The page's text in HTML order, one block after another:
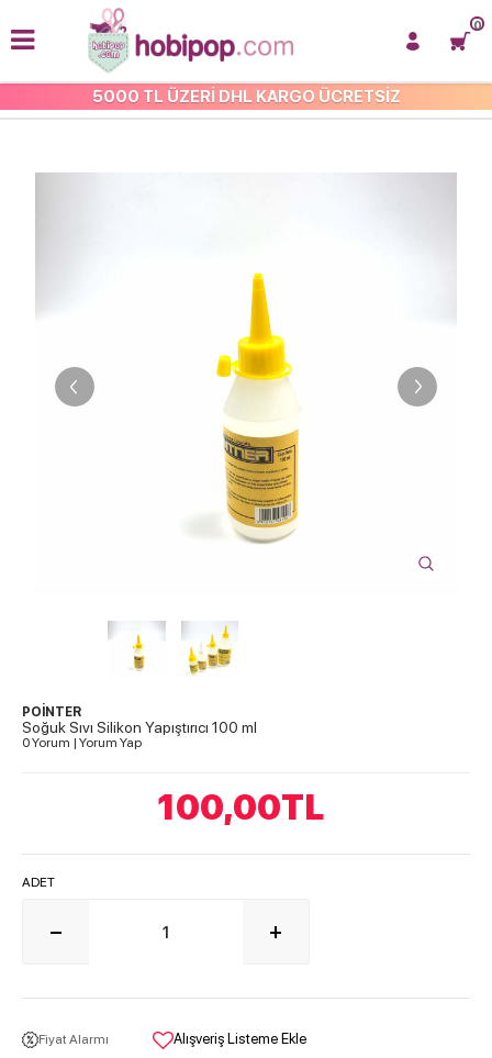
5000 TL ÜZERİ DHL KARGO ÜCRETSİZ
0
YAPIŞTIRICILAR VE SİLİKONLAR
POİNTER
Soğuk Sıvı Silikon Yapıştırıcı 100 ml
0 Yorum | Yorum Yap
100,00TL
ADET
Fiyat Alarmı Alışveriş Listeme Ekle